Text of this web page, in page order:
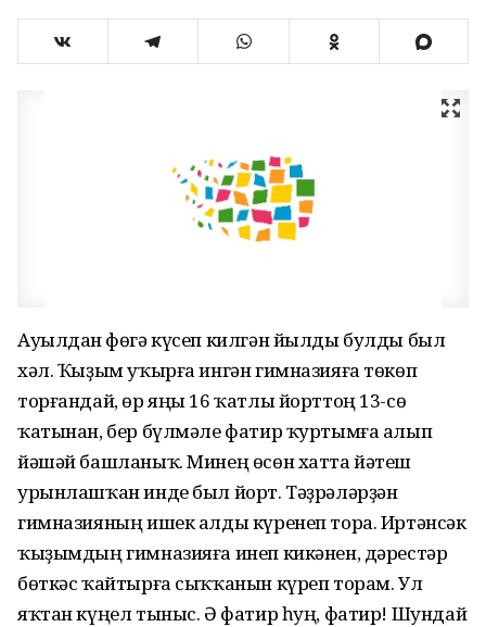
Ауылдан Өфөгә күсеп килгән йылды булды был
хәл. Ҡыҙым уҡырға ингән гимназияға төкөп
торғандай, өр яңы 16 ҡатлы йорттоң 13-сө
ҡатынан, бер бүлмәле фатир ҡуртымға алып
йәшәй башланыҡ. Минең өсөн хатта йәтеш
урынлашҡан инде был йорт. Тәҙрәләрҙән
гимназияның ишек алды күренеп тора. Иртәнсәк
ҡыҙымдың гимназияға инеп кикәнен, дәрестәр
бөткәс ҡайтырға сыҡҡанын күреп торам. Ул
яҡтан күңел тыныс. Ә фатир һуң, фатир! Шундай